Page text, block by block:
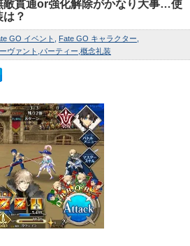
貫通or強化解除がかなり大事…使
？
GO イベント
Fate GO キャラクター
ヴァント パーティー 概念礼装